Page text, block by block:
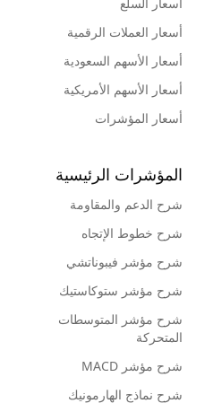
أسعار العملات الرقمية
أسعار الأسهم السعودية
أسعار الأسهم الأمريكية
أسعار المؤشرات
المؤشرات الرئيسية
شرح الدعم والمقاومة
شرح خطوط الإتجاه
شرح مؤشر فيبوناتشي
شرح مؤشر ستوكاستيك
شرح مؤشر المتوسطات
المتحركة
شرح مؤشر MACD
شرح نماذج الهارمونيك